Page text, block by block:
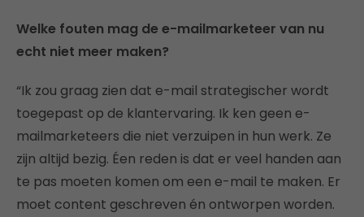
Welke fouten mag de e-mailmarketeer van nu
echt niet meer maken?
“Ik zou graag zien dat e-mail strategischer wordt
toegepast op de klantervaring. Ik ken geen e-
mailmarketeers die niet verzuipen in hun werk. Ze
zijn altijd bezig. Éen reden is dat er veel handen aan
te pas moeten komen om een e-mail te maken. Er
moet content geschreven én ontworpen worden.